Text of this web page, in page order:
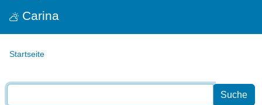
Carina
Startseite